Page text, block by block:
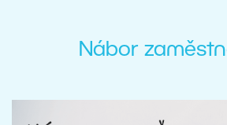
Nábor